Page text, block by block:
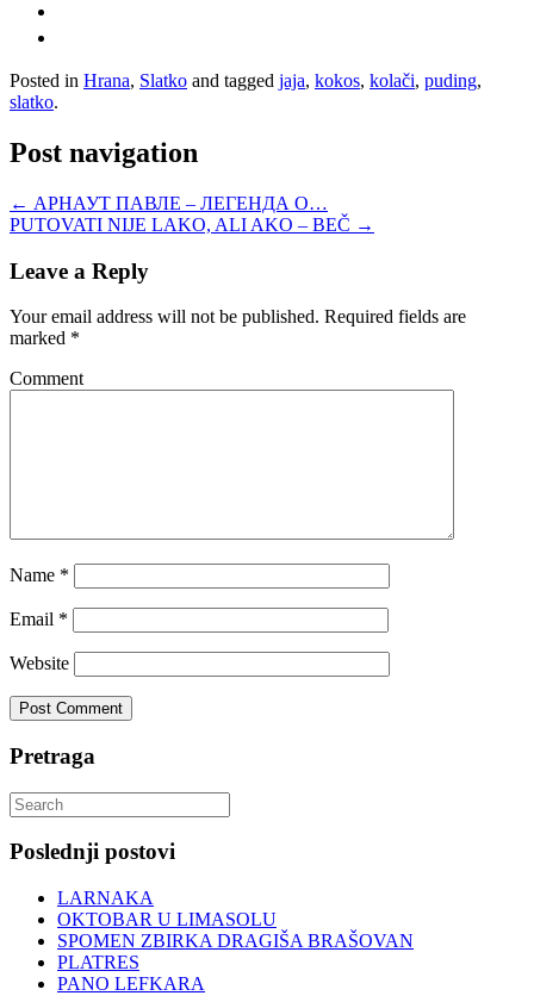
Posted in Hrana, Slatko and tagged jaja, kokos, kolači, puding,
slatko.
Post navigation
← АРНАУТ ПАВЛЕ – ЛЕГЕНДА О…
PUTOVATI NIJE LAKO, ALI AKO – BEČ →
Leave a Reply
Your email address will not be published. Required fields are
marked *
Comment
Name *
Email *
Website
Pretraga
Search
for:
Poslednji postovi
LARNAKA
OKTOBAR U LIMASOLU
SPOMEN ZBIRKA DRAGIŠA BRAŠOVAN
PLATRES
PANO LEFKARA